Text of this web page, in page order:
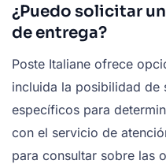
¿Puedo solicitar
de entrega?
Poste Italiane ofrece
incluida la posibilidad de
específicos para
con el servicio de
para consultar sobre las